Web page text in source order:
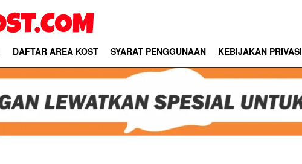
DAFTAR AREA KOST SYARAT PENGGUNAAN KEBIJAKAN PRIVASI